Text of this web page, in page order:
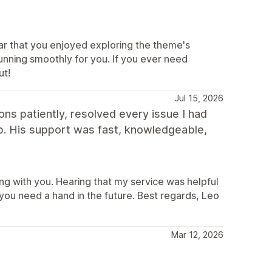
that you enjoyed exploring the theme's
smoothly for you. If you ever need
Jul 15, 2026
patiently, resolved every issue I had
His support was fast, knowledgeable,
with you. Hearing that my service was helpful
need a hand in the future. Best regards, Leo
Mar 12, 2026